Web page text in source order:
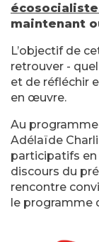
maintenant
L’objectif de
retrouver -
et de réfléchir
en œuvre.
Au
Adélaïde
participatifs en
discours du
rencontre
le programme